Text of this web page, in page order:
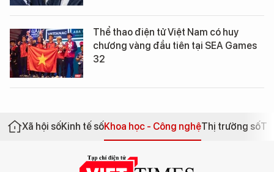
Thể thao điện tử Việt Nam có huy
chương vàng đầu tiên tại SEA Games
32
Xã hội sốKinh tế sốKhoa học - Công nghệThị trường số